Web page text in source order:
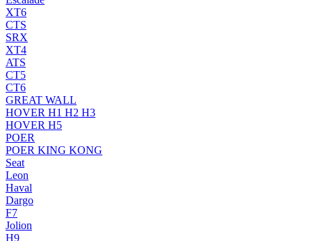
XT6
CTS
SRX
XT4
ATS
CT5
CT6
GREAT WALL
HOVER H1 H2 H3
HOVER H5
POER
POER KING KONG
Seat
Leon
Haval
Dargo
F7
Jolion
H9